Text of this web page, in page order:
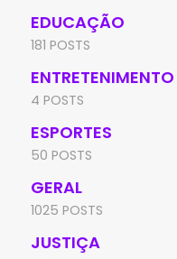
EDUCAÇÃO
181 POSTS
ENTRETENIMENTO
4 POSTS
ESPORTES
50 POSTS
GERAL
1025 POSTS
JUSTIÇA